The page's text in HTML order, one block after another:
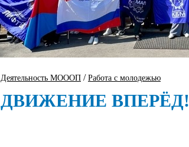
Деятельность МОООП / Работа с молодежью
ДВИЖЕНИЕ ВПЕРЁД!